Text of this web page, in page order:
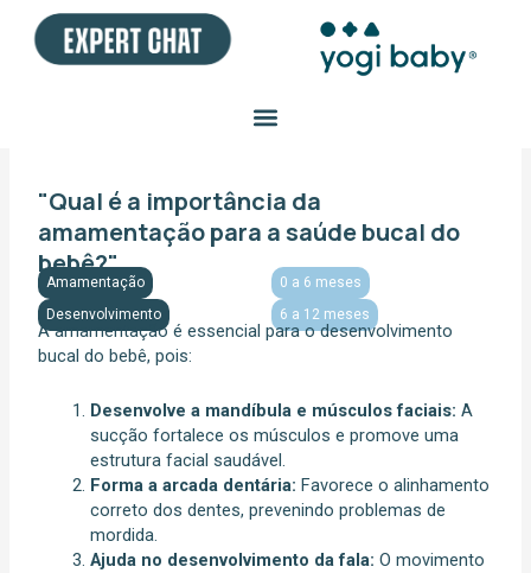
"Qual é a importância da
amamentação para a saúde bucal do
bebê?"
Amamentação
Desenvolvimento
0 a 6 meses
6 a 12 meses
A amamentação é essencial para o desenvolvimento
bucal do bebê, pois:
Desenvolve a mandíbula e músculos faciais: A
sucção fortalece os músculos e promove uma
estrutura facial saudável.
Forma a arcada dentária: Favorece o alinhamento
correto dos dentes, prevenindo problemas de
mordida.
Ajuda no desenvolvimento da fala: O movimento